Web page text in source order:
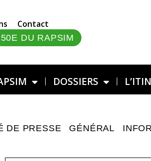
Contact
50E DU RAPSIM
DOSSIERS
DE PRESSE GÉNÉRAL